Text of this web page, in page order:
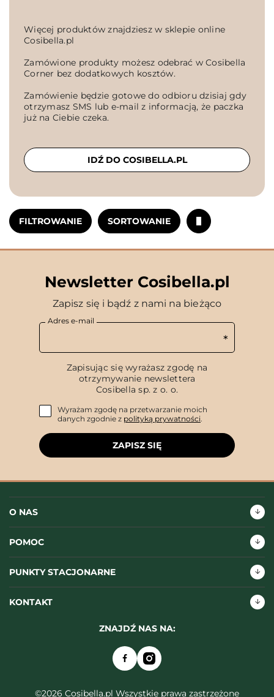
FILTROWANIE SORTOWANIE
Więcej produktów znajdziesz w sklepie online
Cosibella.pl
Zamówione produkty możesz odebrać w Cosibella
Corner bez dodatkowych kosztów.
Zamówienie będzie gotowe do odbioru dzisiaj gdy
otrzymasz SMS lub e-mail z informacją, że paczka
już na Ciebie czeka.
IDŹ DO COSIBELLA.PL
Newsletter Cosibella.pl
Zapisz się i bądź z nami na bieżąco
Adres e-mail
Zapisując się wyrażasz zgodę na
otrzymywanie newslettera
Cosibella sp. z o. o.
Wyrażam zgodę na przetwarzanie moich
danych zgodnie z polityką prywatności.
ZAPISZ SIĘ
O NAS
POMOC
PUNKTY STACJONARNE
KONTAKT
ZNAJDŹ NAS NA:
©2026 Cosibella.pl Wszystkie prawa zastrzeżone